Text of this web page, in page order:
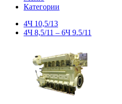
Категории
4Ч 10,5/13
4Ч 8,5/11 – 6Ч 9.5/11